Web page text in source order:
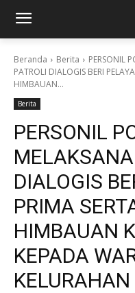
Beranda Berita
PERSONIL
PATROLI DIALOGIS BERI
HIMBAUAN...
Berita
PERSONIL
DIALOGIS
PRIMA
HIMBAUAN
KEPADA